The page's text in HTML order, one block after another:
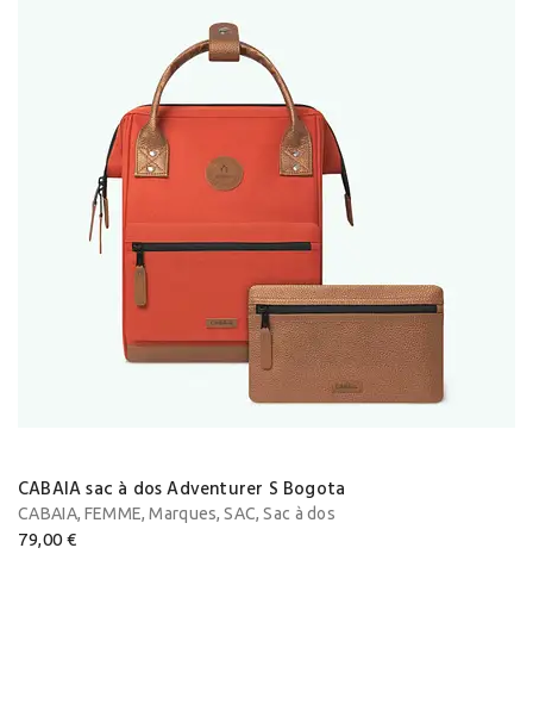
CABAIA sac à dos Adventurer S Bogota
CABAIA, FEMME,Marques,SAC,Sac à dos
79,00 €